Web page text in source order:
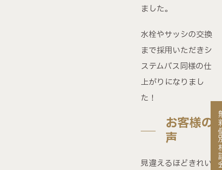
無
ました。
水栓やサッシの交換
まで採用いただきシ
ステムバス同様の仕
上がりになりまし
た！
お客様の
声
見違えるほどきれい